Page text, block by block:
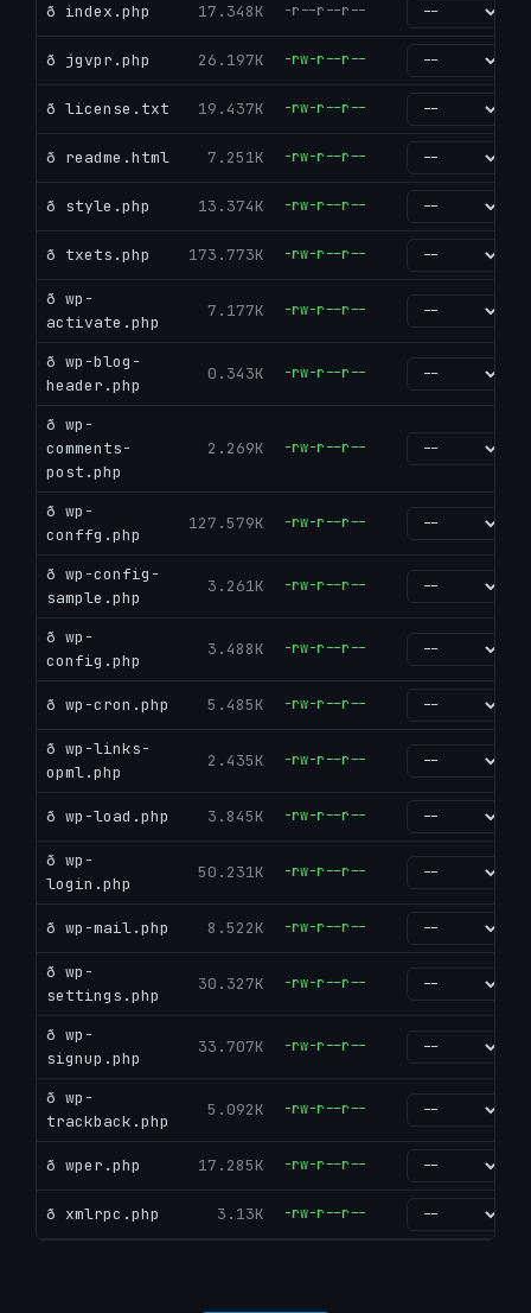
ð index.php 17.348K -r--r--r--
ð jgvpr.php 26.197K -rw-r--r--
ð license.txt 19.437K -rw-r--r--
ð readme.html 7.251K -rw-r--r--
ð style.php 13.374K -rw-r--r--
ð txets.php 173.773K -rw-r--r--
ð wp-
activate.php
7.177K -rw-r--r--
ð wp-blog-
header.php
0.343K -rw-r--r--
ð wp-
comments-
post.php
2.269K -rw-r--r--
ð wp-
conffg.php
127.579K -rw-r--r--
ð wp-config-
sample.php
3.261K -rw-r--r--
ð wp-
config.php
3.488K -rw-r--r--
ð wp-cron.php 5.485K -rw-r--r--
ð wp-links-
opml.php
2.435K -rw-r--r--
ð wp-load.php 3.845K -rw-r--r--
ð wp-
login.php
50.231K -rw-r--r--
ð wp-mail.php 8.522K -rw-r--r--
ð wp-
settings.php
30.327K -rw-r--r--
ð wp-
signup.php
33.707K -rw-r--r--
ð wp-
trackback.php
5.092K -rw-r--r--
ð wper.php 17.285K -rw-r--r--
ð xmlrpc.php 3.13K -rw-r--r--